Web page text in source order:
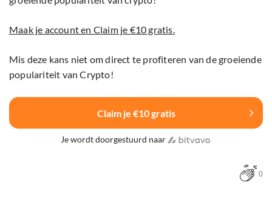
Maak je account en Claim je €10 gratis.
Mis deze kans niet om direct te profiteren van de groeiende
populariteit van Crypto!
Claim je €10 gratis
Je wordt doorgestuurd naar
0